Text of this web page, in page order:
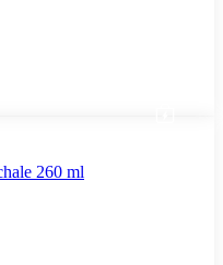
260 ml